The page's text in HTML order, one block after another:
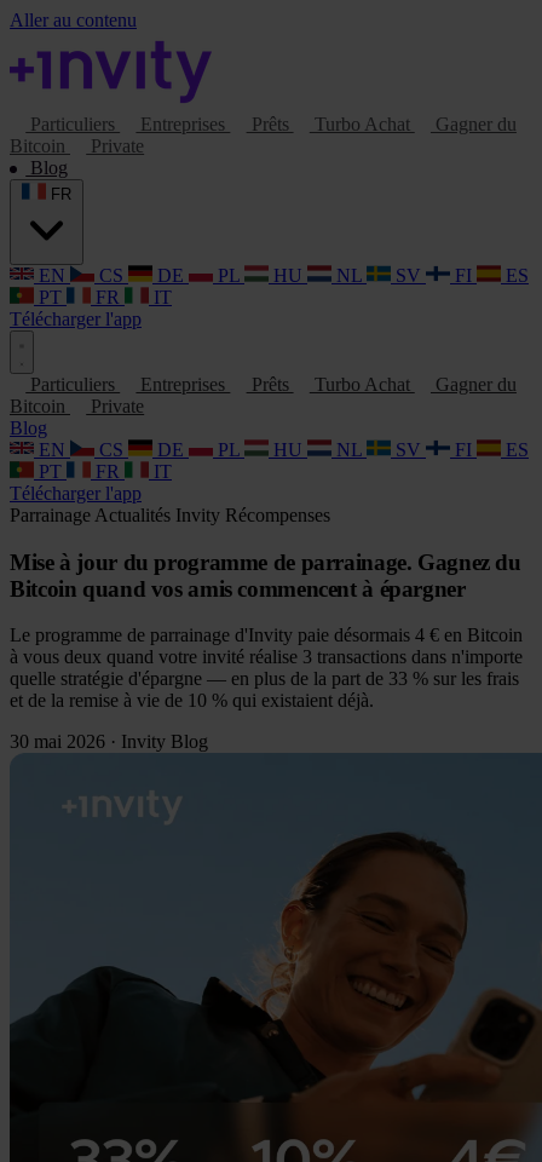
Aller au contenu
Particuliers Entreprises Prêts Turbo Achat
Gagner du
Bitcoin
Private
Blog
EN CS DE PL HU NL SV FI
ES
PT
FR
IT
Télécharger l'app
Particuliers Entreprises Prêts Turbo Achat
Gagner du
Bitcoin
Private
Blog
EN
CS DE PL HU NL SV FI
ES
PT
FR
IT
Télécharger l'app
Parrainage Actualités Invity Récompenses
Mise à jour du programme de parrainage. Gagnez du
Bitcoin quand vos amis commencent à épargner
Le programme de parrainage d'Invity paie désormais 4 € en Bitcoin
à vous deux quand votre invité réalise 3 transactions dans n'importe
quelle stratégie d'épargne — en plus de la part de 33 % sur les frais
et de la remise à vie de 10 % qui existaient déjà.
30 mai 2026 · Invity Blog